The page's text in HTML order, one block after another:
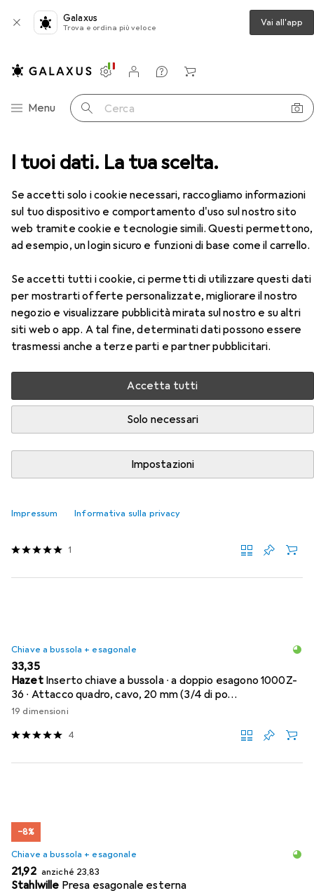
I tuoi dati. La tua scelta.
Se accetti solo i cookie necessari, raccogliamo informazioni
sul tuo dispositivo e comportamento d'uso sul nostro sito
web tramite cookie e tecnologie simili. Questi permettono,
ad esempio, un login sicuro e funzioni di base come il carrello.
Se accetti tutti i cookie, ci permetti di utilizzare questi dati
per mostrarti offerte personalizzate, migliorare il nostro
negozio e visualizzare pubblicità mirata sul nostro e su altri
siti web o app. A tal fine, determinati dati possono essere
trasmessi anche a terze parti e partner pubblicitari.
Accetta tutti
Solo necessari
Impostazioni
Impressum Informativa sulla privacy
Galaxus
Trova e ordina più veloce Vai all'app
Categoria Navigazione
Menu Cerca
Impostazioni
Conto cliente
Liste di confronto
Liste dei desideri
Carrello
a cricchetto Gedore Cricchetto di azionamento
GedoreCricchetto di azionamento
3/4"
Accessori per Gedore Cricchetto
di azionamento
Qui trovi accessori adatti per il prodotto Gedore
Cricchetto di azionamento della categoria Chiave a
Chiave a bussola + esagonale
Stahlwille
3/4DR x 38mm HEX SOCKET
1
Chiave a bussola + esagonale
EUR
33,35
Hazet Inserto chiave a bussola ∙ a doppio esagono 1000Z-
36 ∙ Attacco quadro, cavo, 20 mm (3/4 di po…
19 dimensioni
4
−8%
Chiave a bussola + esagonale
EUR
21,92 anziché EUR
23,83
Stahlwille Presa esagonale esterna